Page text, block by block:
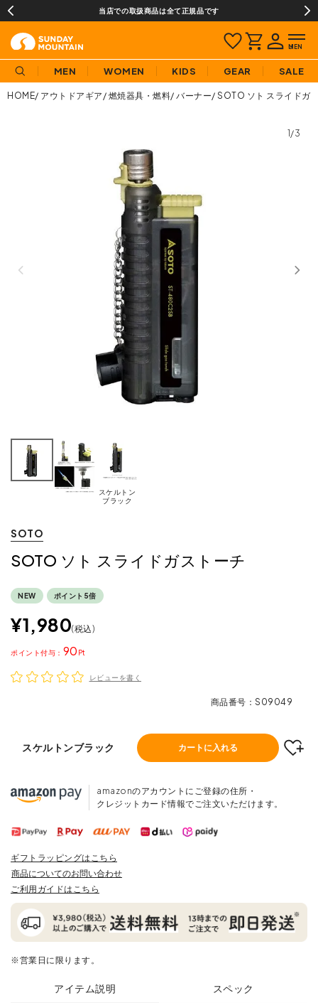
当店での取扱商品は全て正規品です
MEN WOMEN KIDS GEAR SALE
HOME アウトドアギア 燃焼器具・燃料 バーナー SOTO ソト スライドガ
1/3
スケルトン
ブラック
SOTO
SOTO ソト スライドガストーチ
NEW ポイント5倍
¥1,980 税込
90
ポイント
レビューを書く
商品番号 S09049
スケルトンブラック カートに入れる
amazonのアカウントにご登録の住所・
クレジットカード情報でご注文いただけます。
ギフトラッピングはこちら
商品についてのお問い合わせ
ご利用ガイドはこちら
※営業日に限ります。
アイテム説明 スペック